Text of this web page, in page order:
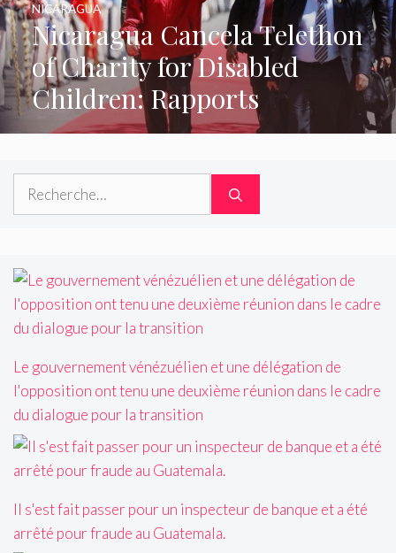
Nicaragua Cancela Telethon
of Charity for Disabled
Children: Rapports
NICARAGUA
Rechercher :
Le gouvernement vénézuélien et une délégation de
l'opposition ont tenu une deuxième réunion dans le cadre
du dialogue pour la transition
Il s'est fait passer pour un inspecteur de banque et a été
arrêté pour fraude au Guatemala.